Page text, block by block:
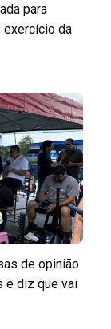
para
exercício da
de opinião
e diz que vai